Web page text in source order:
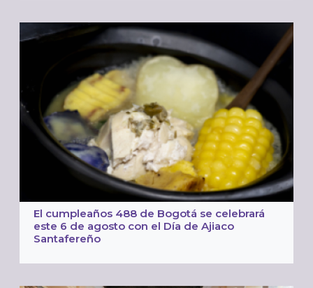
El cumpleaños 488 de Bogotá se celebrará
este 6 de agosto con el Día de Ajiaco
Santafereño